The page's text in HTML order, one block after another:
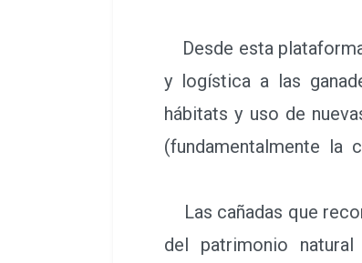
Desde esta
y logística a las
hábitats y uso de
(fundamentalmente la
Las cañadas que
del patrimonio